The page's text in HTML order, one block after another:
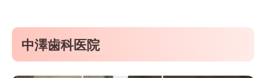
中澤歯科医院